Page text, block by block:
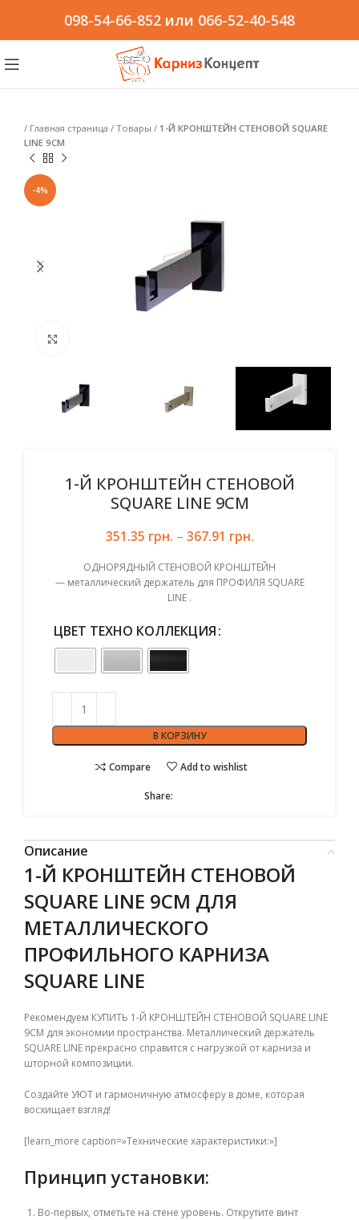
098-54-66-852 или 066-52-40-548
/ Главная страница / Товары / 1-Й КРОНШТЕЙН СТЕНОВОЙ SQUARE
LINE 9СМ
-4%
1-Й КРОНШТЕЙН СТЕНОВОЙ
SQUARE LINE 9СМ
351.35 грн. – 367.91 грн.
ОДНОРЯДНЫЙ СТЕНОВОЙ КРОНШТЕЙН
— металлический держатель для ПРОФИЛЯ SQUARE
LINE .
ЦВЕТ ТЕХНО КОЛЛЕКЦИЯ
В КОРЗИНУ
Compare Add to wishlist
Share:
Описание
1-Й КРОНШТЕЙН СТЕНОВОЙ
SQUARE LINE 9СМ ДЛЯ
МЕТАЛЛИЧЕСКОГО
ПРОФИЛЬНОГО КАРНИЗА
SQUARE LINE
Рекомендуем КУПИТЬ 1-Й КРОНШТЕЙН СТЕНОВОЙ SQUARE LINE
9СМ для экономии пространства. Металлический держатель
SQUARE LINE прекрасно справится с нагрузкой от карниза и
шторной композиции.
Создайте УЮТ и гармоничную атмосферу в доме, которая
восхищает взгляд!
[learn_more caption=»Технические характеристики:»]
Принцип установки:
Во-первых, отметьте на стене уровень. Открутите винт